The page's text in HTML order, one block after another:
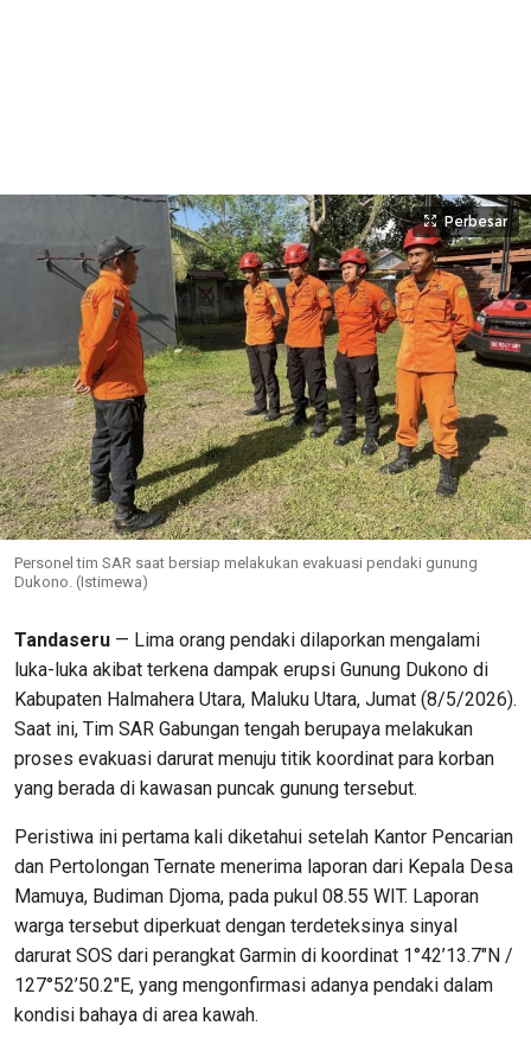
Perbesar
Personel tim SAR saat bersiap melakukan evakuasi pendaki gunung
Dukono. (Istimewa)
Tandaseru — Lima orang pendaki dilaporkan mengalami
luka-luka akibat terkena dampak erupsi Gunung Dukono di
Kabupaten Halmahera Utara, Maluku Utara, Jumat (8/5/2026).
Saat ini, Tim SAR Gabungan tengah berupaya melakukan
proses evakuasi darurat menuju titik koordinat para korban
yang berada di kawasan puncak gunung tersebut.
Peristiwa ini pertama kali diketahui setelah Kantor Pencarian
dan Pertolongan Ternate menerima laporan dari Kepala Desa
Mamuya, Budiman Djoma, pada pukul 08.55 WIT. Laporan
warga tersebut diperkuat dengan terdeteksinya sinyal
darurat SOS dari perangkat Garmin di koordinat 1°42’13.7″N /
127°52’50.2″E, yang mengonfirmasi adanya pendaki dalam
kondisi bahaya di area kawah.